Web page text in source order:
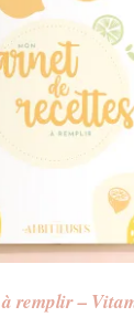
remplir –